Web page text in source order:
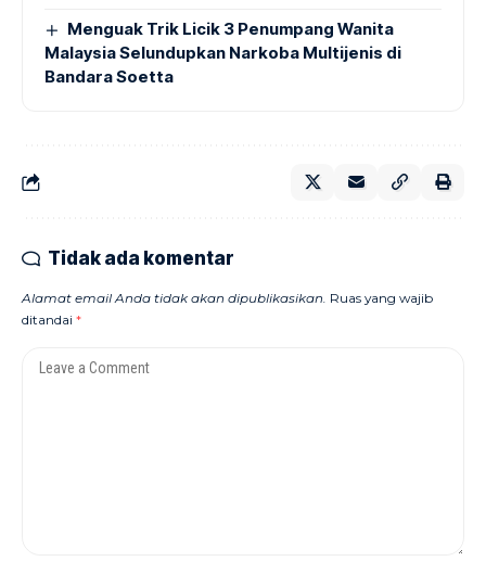
Menguak Trik Licik 3 Penumpang Wanita
Malaysia Selundupkan Narkoba Multijenis di
Bandara Soetta
Tidak ada komentar
Alamat email Anda tidak akan dipublikasikan. Ruas yang wajib
ditandai *